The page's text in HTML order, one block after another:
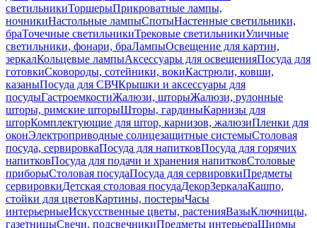
светильникиТоршерыПрикроватные лампы,
ночникиНастольные лампыСпотыНастенные светильники,
браТочечные светильникиТрековые светильникиУличные
светильники, фонари, браЛампыОсвещение для картин,
зеркалКольцевые лампыАксессуары для освещенияПосуда для
готовкиСковороды, сотейники, вокиКастрюли, ковши,
казаныПосуда для СВЧКрышки и аксессуары для
посудыГастроемкостиЖалюзи, шторыЖалюзи, рулонные
шторы, римские шторыШторы, гардиныКарнизы для
шторКомплектующие для штор, карнизов, жалюзиПленки для
оконЭлектроприводные солнцезащитные системыСтоловая
посуда, сервировкаПосуда для напитковПосуда для горячих
напитковПосуда для подачи и хранения напитковСтоловые
приборыСтоловая посудаПосуда для сервировкиПредметы
сервировкиДетская столовая посудаДекорЗеркалаКашпо,
стойки для цветовКартины, постерыЧасы
интерьерныеИскусственные цветы, растенияВазыКлючницы,
газетницыСвечи, подсвечникиПредметы интерьераШирмы